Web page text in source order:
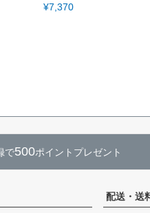
¥7,370
で500ポイントプレゼント
配送・送